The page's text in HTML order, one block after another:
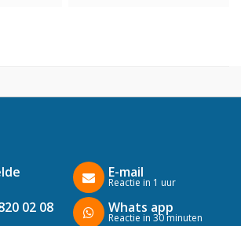
02 08
E-mail
Reactie in 1 uur
Whats app
Reactie in 30 minuten